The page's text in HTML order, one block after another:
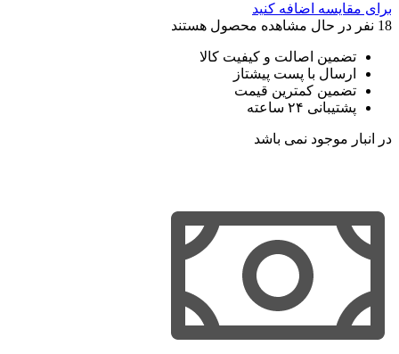
برای مقایسه اضافه کنید
18 نفر در حال مشاهده محصول هستند
تضمین اصالت و کیفیت کالا
ارسال با پست پیشتاز
تضمین کمترین قیمت
پشتیبانی ۲۴ ساعته
در انبار موجود نمی باشد